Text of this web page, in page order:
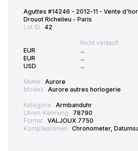
Aguttes #14246 - 2012-11 - Vente
Drouot Richelieu - Paris
Lot ID : 42
EUR
EUR
USD
Nicht verkauft
...
...
...
Marke : Aurore
Modell : Aurore autres horlogerie
Kategorie : Armbanduhr
Uhren-Kennung : 78790
Format : VALJOUX 7750
Komplikationen : Chronometer,